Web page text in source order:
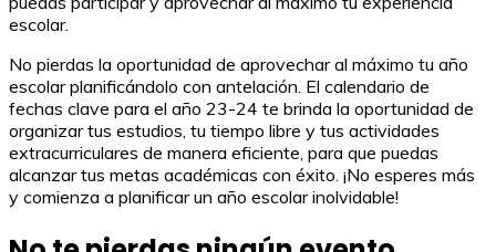
escolar.
No pierdas la oportunidad de aprovechar al máximo tu año
escolar planificándolo con antelación. El calendario de
fechas clave para el año 23-24 te brinda la oportunidad de
organizar tus estudios, tu tiempo libre y tus actividades
extracurriculares de manera eficiente, para que puedas
alcanzar tus metas académicas con éxito. ¡No esperes más
y comienza a planificar un año escolar inolvidable!